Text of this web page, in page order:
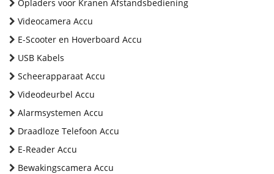
Opladers voor Kranen Afstandsbediening
Videocamera Accu
E-Scooter en Hoverboard Accu
USB Kabels
Scheerapparaat Accu
Videodeurbel Accu
Alarmsystemen Accu
Draadloze Telefoon Accu
E-Reader Accu
Bewakingscamera Accu